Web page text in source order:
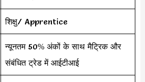
शिक्षु/ Apprentice
न्यूनतम 50% अंकों के साथ मैट्रिक और
संबंधित ट्रेड में आईटीआई